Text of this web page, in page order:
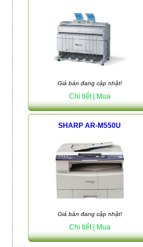
Giá bán đang cập nhật!
Chi tiết | Mua
SHARP AR-M550U
Giá bán đang cập nhật!
Chi tiết | Mua